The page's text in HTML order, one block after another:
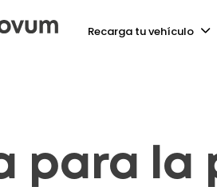
Recarga tu vehículo
para la